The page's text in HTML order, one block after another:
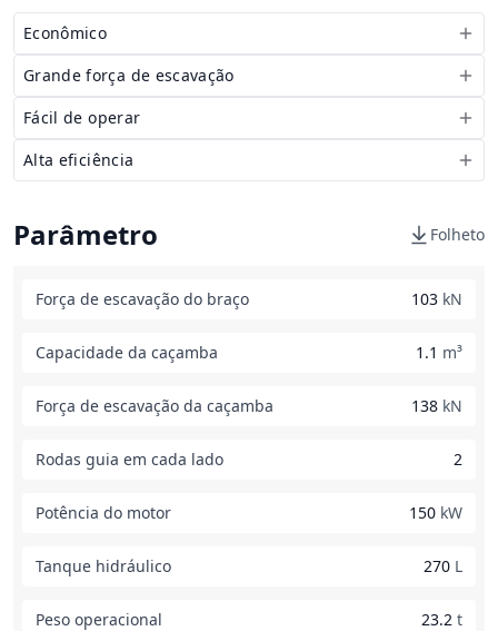
Econômico
Grande força de escavação
Fácil de operar
Alta eficiência
Parâmetro Folheto
Força de escavação do braço 103 kN
Capacidade da caçamba 1.1 m³
Força de escavação da caçamba 138 kN
Rodas guia em cada lado 2
Potência do motor 150 kW
Tanque hidráulico 270 L
Peso operacional 23.2 t